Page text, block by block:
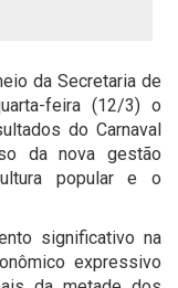
da Secretaria de
feira (12/3) o
do Carnaval
da nova gestão
popular e o
significativo na
expressivo